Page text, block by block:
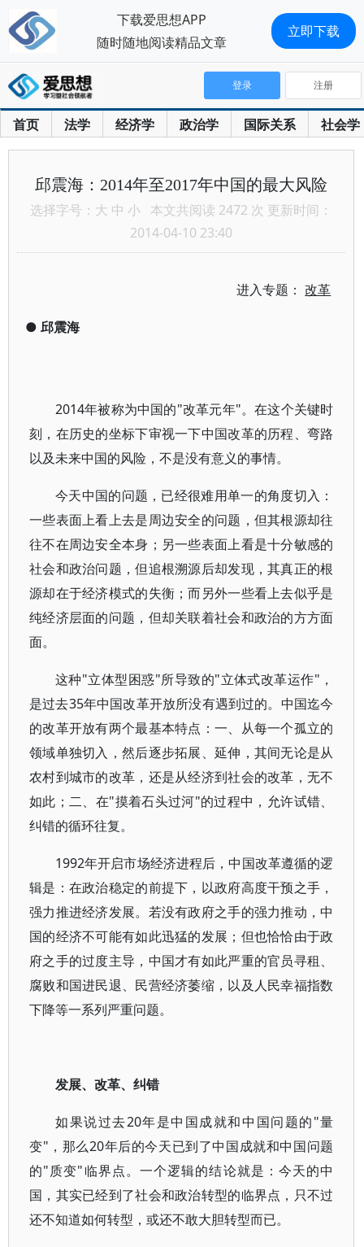
首页 法学 经济学 政治学 国际关系 社会学
登录 注册
邱震海：2014年至2017年中国的最大风险
选择字号： 大 中 小 本文共阅读 2472 次 更新时间：
2014-04-10 23:40
进入专题：改革
● 邱震海
2014年被称为中国的"改革元年"。在这个关键时
刻，在历史的坐标下审视一下中国改革的历程、弯路
以及未来中国的风险，不是没有意义的事情。
今天中国的问题，已经很难用单一的角度切入：
一些表面上看上去是周边安全的问题，但其根源却往
往不在周边安全本身；另一些表面上看是十分敏感的
社会和政治问题，但追根溯源后却发现，其真正的根
源却在于经济模式的失衡；而另外一些看上去似乎是
纯经济层面的问题，但却关联着社会和政治的方方面
面。
这种"立体型困惑"所导致的"立体式改革运作"，
是过去35年中国改革开放所没有遇到过的。中国迄今
的改革开放有两个最基本特点：一、从每一个孤立的
领域单独切入，然后逐步拓展、延伸，其间无论是从
农村到城市的改革，还是从经济到社会的改革，无不
如此；二、在"摸着石头过河"的过程中，允许试错、
纠错的循环往复。
1992年开启市场经济进程后，中国改革遵循的逻
辑是：在政治稳定的前提下，以政府高度干预之手，
强力推进经济发展。若没有政府之手的强力推动，中
国的经济不可能有如此迅猛的发展；但也恰恰由于政
府之手的过度主导，中国才有如此严重的官员寻租、
腐败和国进民退、民营经济萎缩，以及人民幸福指数
下降等一系列严重问题。
发展、改革、纠错
如果说过去20年是中国成就和中国问题的"量
变"，那么20年后的今天已到了中国成就和中国问题
的"质变"临界点。一个逻辑的结论就是：今天的中
国，其实已经到了社会和政治转型的临界点，只不过
还不知道如何转型，或还不敢大胆转型而已。
下载爱思想APP
随时随地阅读精品文章
立即下载